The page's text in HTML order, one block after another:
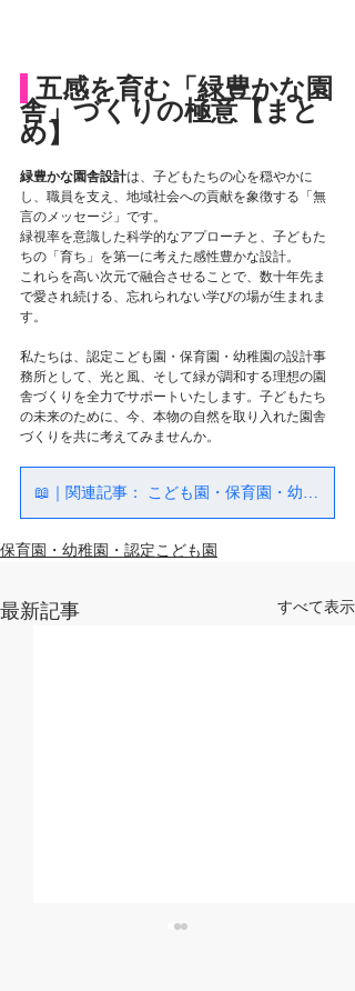
五感を育む「緑豊かな園
舎」づくりの極意【まと
め】
緑豊かな園舎設計は、子どもたちの心を穏やかに
し、職員を支え、地域社会への貢献を象徴する「無
言のメッセージ」です。
緑視率を意識した科学的なアプローチと、子どもた
ちの「育ち」を第一に考えた感性豊かな設計。
これらを高い次元で融合させることで、数十年先ま
で愛され続ける、忘れられない学びの場が生まれま
す。
私たちは、認定こども園・保育園・幼稚園の設計事
務所として、光と風、そして緑が調和する理想の園
舎づくりを全力でサポートいたします。子どもたち
の未来のために、今、本物の自然を取り入れた園舎
づくりを共に考えてみませんか。
📖｜関連記事： こども園・保育園・幼稚園｜安全・快適・環境・地域の4つのポイント
保育園・幼稚園・認定こども園
最新記事 すべて表示